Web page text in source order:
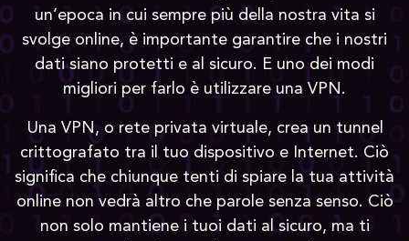
un’epoca in cui sempre più della nostra vita si
svolge online, è importante garantire che i nostri
dati siano protetti e al sicuro. E uno dei modi
migliori per farlo è utilizzare una VPN.
Una VPN, o rete privata virtuale, crea un tunnel
crittografato tra il tuo dispositivo e Internet. Ciò
significa che chiunque tenti di spiare la tua attività
online non vedrà altro che parole senza senso. Ciò
non solo mantiene i tuoi dati al sicuro, ma ti